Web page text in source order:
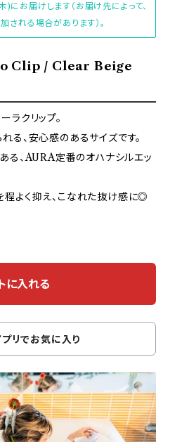
お届けします（お届け先によって、
れる場合があります）。
Clip / Clear Beige
ラクリップ。
る、安心感のあるサイズです。
る、AURA定番のオハナシルエッ
程よく抑え、こなれた抜け感に◎
に入れる
リでお気に入り